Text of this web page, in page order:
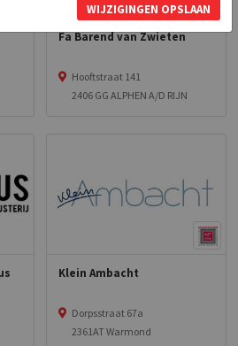
Fa Barend van Zwieten
Hooftstraat 141
2406 GG ALPHEN A/D RIJN
Klein Ambacht
Dorpsstraat 67a
2361AT Warmond
WIJZIGINGEN OPSLAAN